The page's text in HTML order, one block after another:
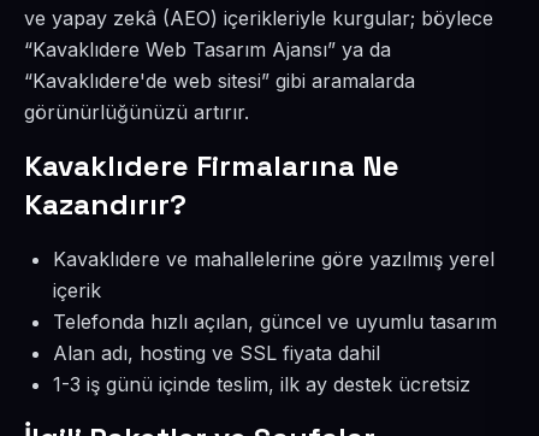
ve yapay zekâ (AEO) içerikleriyle kurgular; böylece
“Kavaklıdere Web Tasarım Ajansı” ya da
“Kavaklıdere'de web sitesi” gibi aramalarda
görünürlüğünüzü artırır.
Kavaklıdere Firmalarına Ne
Kazandırır?
Kavaklıdere ve mahallelerine göre yazılmış yerel
içerik
Telefonda hızlı açılan, güncel ve uyumlu tasarım
Alan adı, hosting ve SSL fiyata dahil
1-3 iş günü içinde teslim, ilk ay destek ücretsiz